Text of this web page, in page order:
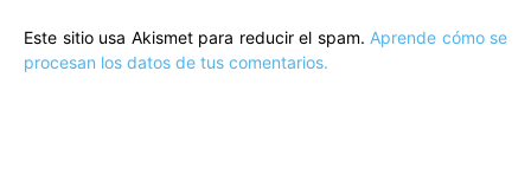
Este sitio usa Akismet para reducir el spam. Aprende cómo se
procesan los datos de tus comentarios.